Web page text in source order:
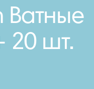
Ватные
20 шт.